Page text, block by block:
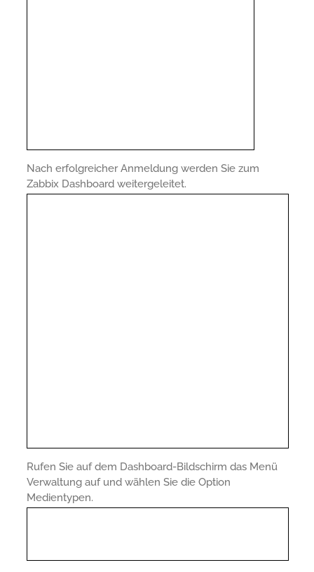
Nach erfolgreicher Anmeldung werden Sie zum
Zabbix Dashboard weitergeleitet.
Rufen Sie auf dem Dashboard-Bildschirm das Menü
Verwaltung auf und wählen Sie die Option
Medientypen.